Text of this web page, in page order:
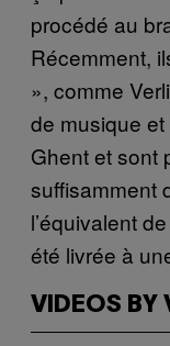
procédé au
Récemment,
», comme
de musique
Ghent et sont
suffisamment
l’équivalent
été livrée à
VIDEOS BY